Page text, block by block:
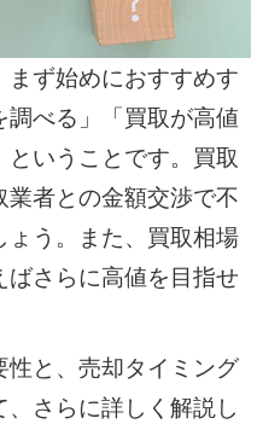
ず始めにおすすめす
調べる」「買取が高値
いうことです。買取
者との金額交渉で不
う。また、買取相場
さらに高値を目指せ
性と、売却タイミング
さらに詳しく解説し